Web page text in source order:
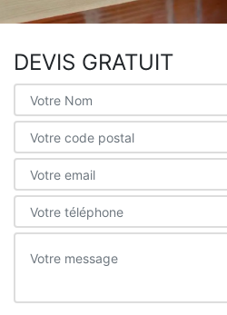
DEVIS GRATUIT